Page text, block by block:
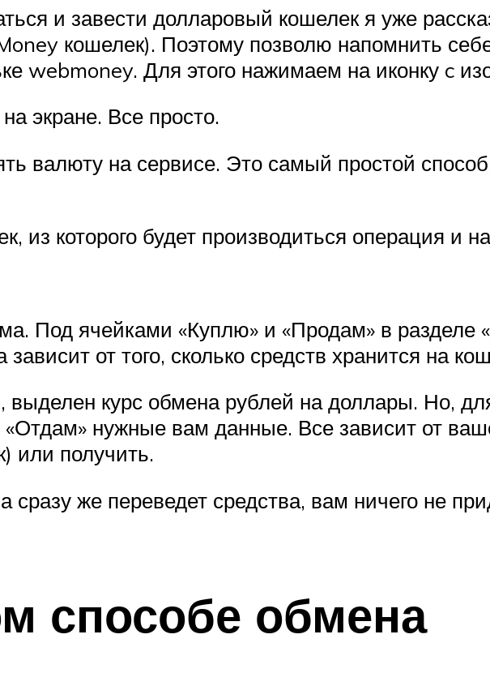
и завести долларовый кошелек я уже
кошелек). Поэтому позволю напомнить
webmoney. Для этого нажимаем на иконку c
экране. Все просто.
валюту на сервисе. Это самый простой
из которого будет производиться операция и
Под ячейками «Куплю» и «Продам» в разделе
от того, сколько средств хранится на
курс обмена рублей на доллары. Но,
нужные вам данные. Все зависит от
или получить.
же переведет средства, вам ничего не
способе обмена